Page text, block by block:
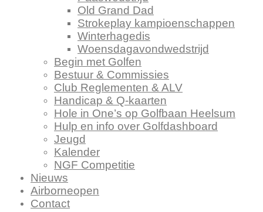
Old Grand Dad
Strokeplay kampioenschappen
Winterhagedis
Woensdagavondwedstrijd
Begin met Golfen
Bestuur & Commissies
Club Reglementen & ALV
Handicap & Q-kaarten
Hole in One’s op Golfbaan Heelsum
Hulp en info over Golfdashboard
Jeugd
Kalender
NGF Competitie
Nieuws
Airborneopen
Contact